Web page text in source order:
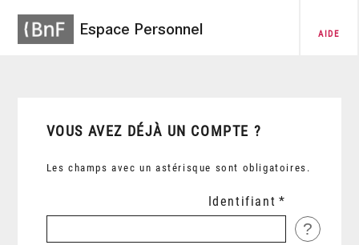
Espace Personnel AIDE
VOUS AVEZ DÉJÀ UN COMPTE ?
Les champs avec un astérisque sont obligatoires.
Identifiant
?